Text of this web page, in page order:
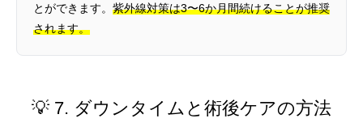
とができます。 紫外線対策は3〜6か月間続けることが推奨
されます。
💡 7. ダウンタイムと術後ケアの方法